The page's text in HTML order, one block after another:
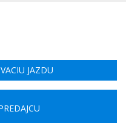
JAZDU